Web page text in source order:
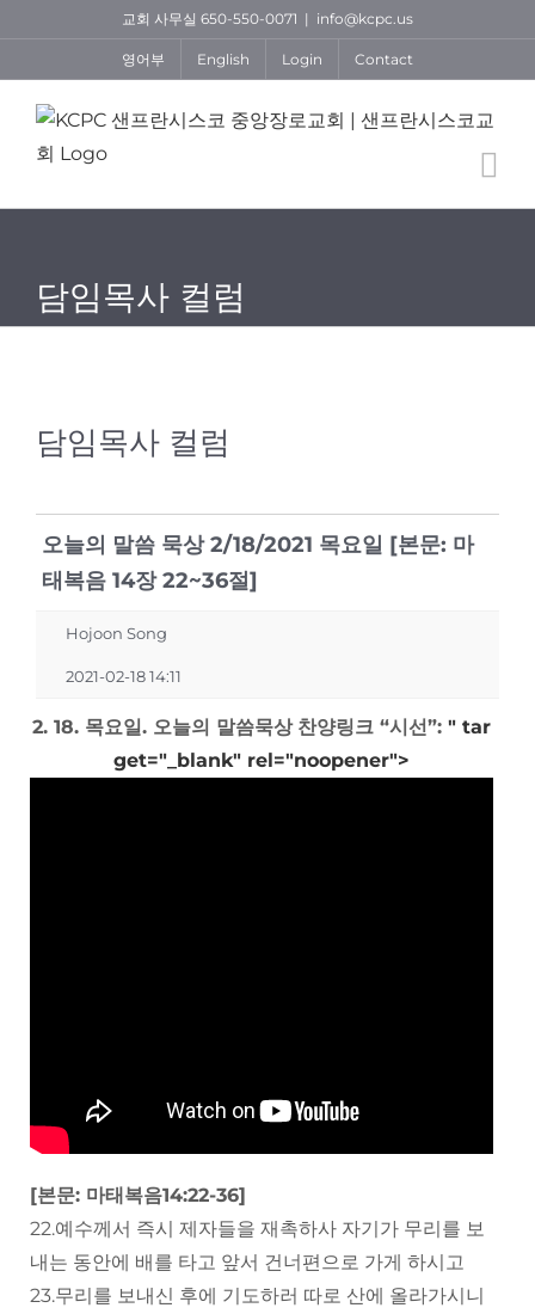
content
교회 사무실 650-550-0071 | info@kcpc.us
영어부 English Login Contact
담임목사 컬럼
담임목사 컬럼
오늘의 말씀 묵상 2/18/2021 목요일 [본문: 마
태복음 14장 22~36절]
Hojoon Song
2021-02-18 14:11
2. 18. 목요일. 오늘의 말씀묵상 찬양링크 “시선”: " tar
get="_blank" rel="noopener">
[본문: 마태복음14:22-36]
22.예수께서 즉시 제자들을 재촉하사 자기가 무리를 보
내는 동안에 배를 타고 앞서 건너편으로 가게 하시고
23.무리를 보내신 후에 기도하러 따로 산에 올라가시니